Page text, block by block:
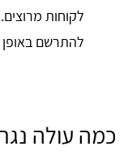
לקוחות
להתרשם באופן
כמה עולה